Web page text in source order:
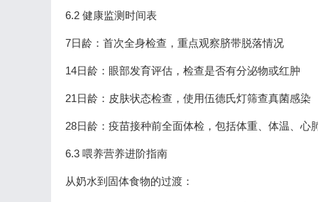
6.2 健康监测时间表
7日龄：首次全身检查，重点观察脐带脱落情况
14日龄：眼部发育评估，检查是否有分泌物或红肿
21日龄：皮肤状态检查，使用伍德氏灯筛查真菌感染
28日龄：疫苗接种前全面体检，包括体重、体温、心
6.3 喂养营养进阶指南
从奶水到固体食物的过渡：